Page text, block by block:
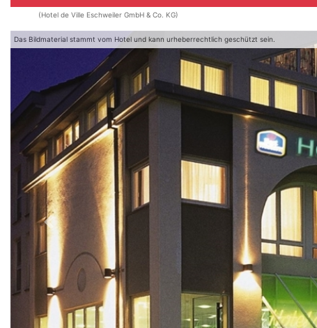
(Hotel de Ville Eschweiler GmbH & Co. KG)
Das Bildmaterial stammt vom Hotel und kann urheberrechtlich geschützt sein.
Zurück